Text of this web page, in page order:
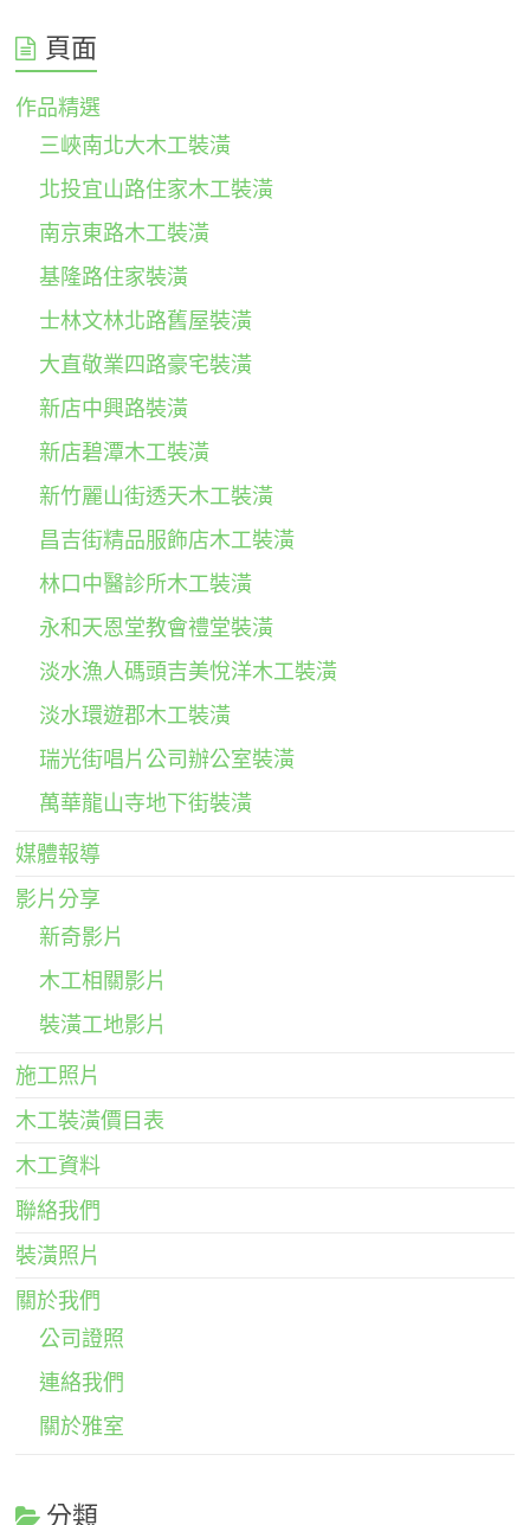
頁面
作品精選
三峽南北大木工裝潢
北投宜山路住家木工裝潢
南京東路木工裝潢
基隆路住家裝潢
士林文林北路舊屋裝潢
大直敬業四路豪宅裝潢
新店中興路裝潢
新店碧潭木工裝潢
新竹麗山街透天木工裝潢
昌吉街精品服飾店木工裝潢
林口中醫診所木工裝潢
永和天恩堂教會禮堂裝潢
淡水漁人碼頭吉美悅洋木工裝潢
淡水環遊郡木工裝潢
瑞光街唱片公司辦公室裝潢
萬華龍山寺地下街裝潢
媒體報導
影片分享
新奇影片
木工相關影片
裝潢工地影片
施工照片
木工裝潢價目表
木工資料
聯絡我們
裝潢照片
關於我們
公司證照
連絡我們
關於雅室
分類